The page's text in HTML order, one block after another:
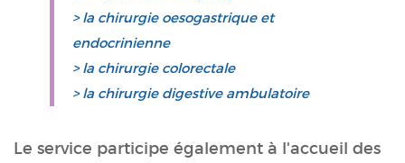
> la chirurgie oesogastrique et
endocrinienne
> la chirurgie colorectale
> la chirurgie digestive ambulatoire
Le service participe également à l'accueil des